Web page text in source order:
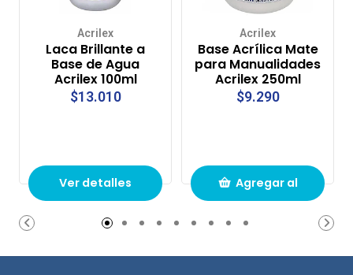
Acrilex
Laca Brillante a
Base de Agua
Acrilex 100ml
$13.010
Ver detalles
Acrilex
Base Acrílica Mate
para Manualidades
Acrilex 250ml
$9.290
Agregar al
carrito de
compras